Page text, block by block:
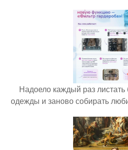
Надоело каждый раз листать
одежды и заново собирать